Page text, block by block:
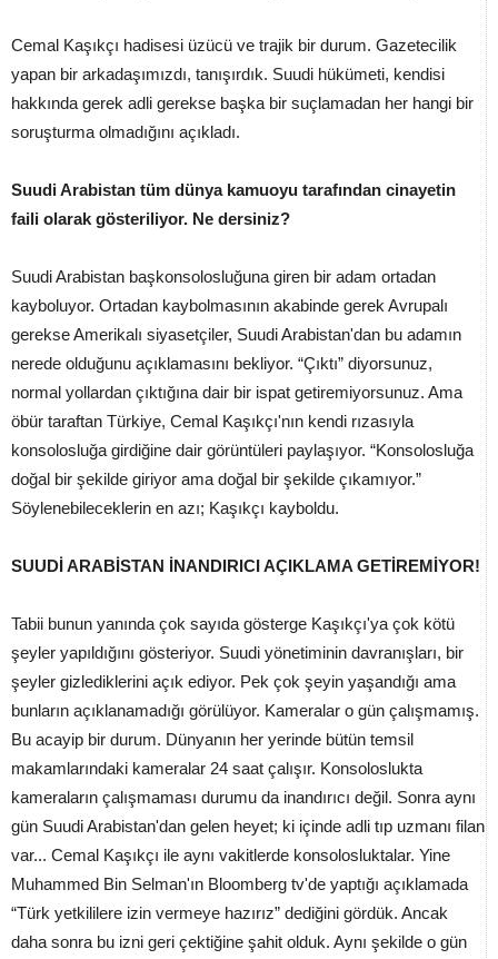
Cemal Kaşıkçı hadisesi üzücü ve trajik bir durum. Gazetecilik
yapan bir arkadaşımızdı, tanışırdık. Suudi hükümeti, kendisi
hakkında gerek adli gerekse başka bir suçlamadan her hangi bir
soruşturma olmadığını açıkladı.
Suudi Arabistan tüm dünya kamuoyu tarafından cinayetin
faili olarak gösteriliyor. Ne dersiniz?
Suudi Arabistan başkonsolosluğuna giren bir adam ortadan
kayboluyor. Ortadan kaybolmasının akabinde gerek Avrupalı
gerekse Amerikalı siyasetçiler, Suudi Arabistan'dan bu adamın
nerede olduğunu açıklamasını bekliyor. “Çıktı” diyorsunuz,
normal yollardan çıktığına dair bir ispat getiremiyorsunuz. Ama
öbür taraftan Türkiye, Cemal Kaşıkçı'nın kendi rızasıyla
konsolosluğa girdiğine dair görüntüleri paylaşıyor. “Konsolosluğa
doğal bir şekilde giriyor ama doğal bir şekilde çıkamıyor.”
Söylenebileceklerin en azı; Kaşıkçı kayboldu.
SUUDİ ARABİSTAN İNANDIRICI AÇIKLAMA GETİREMİYOR!
Tabii bunun yanında çok sayıda gösterge Kaşıkçı'ya çok kötü
şeyler yapıldığını gösteriyor. Suudi yönetiminin davranışları, bir
şeyler gizlediklerini açık ediyor. Pek çok şeyin yaşandığı ama
bunların açıklanamadığı görülüyor. Kameralar o gün çalışmamış.
Bu acayip bir durum. Dünyanın her yerinde bütün temsil
makamlarındaki kameralar 24 saat çalışır. Konsoloslukta
kameraların çalışmaması durumu da inandırıcı değil. Sonra aynı
gün Suudi Arabistan'dan gelen heyet; ki içinde adli tıp uzmanı filan
var... Cemal Kaşıkçı ile aynı vakitlerde konsolosluktalar. Yine
Muhammed Bin Selman'ın Bloomberg tv'de yaptığı açıklamada
“Türk yetkililere izin vermeye hazırız” dediğini gördük. Ancak
daha sonra bu izni geri çektiğine şahit olduk. Aynı şekilde o gün